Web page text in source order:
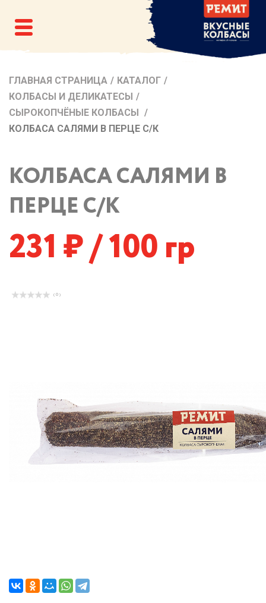
ГЛАВНАЯ СТРАНИЦА / КАТАЛОГ /
КОЛБАСЫ И ДЕЛИКАТЕСЫ /
СЫРОКОПЧЁНЫЕ КОЛБАСЫ /
КОЛБАСА САЛЯМИ В ПЕРЦЕ С/К
КОЛБАСА САЛЯМИ В
ПЕРЦЕ С/К
231 / 100 гр
( 0 )